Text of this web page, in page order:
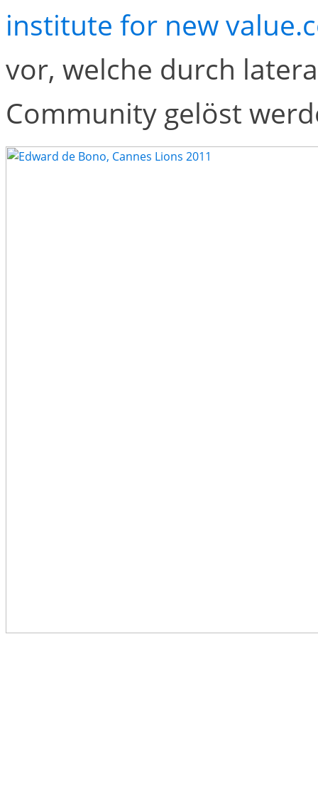
institute for new
vor, welche durch
Community gelöst